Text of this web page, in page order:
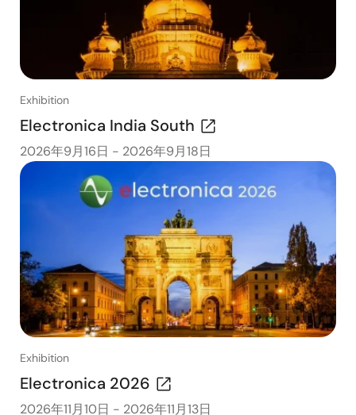
Exhibition
Electronica India South
2026年9月16日 - 2026年9月18日
Exhibition
Electronica 2026
2026年11月10日 - 2026年11月13日